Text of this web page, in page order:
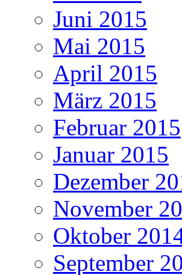
Juni 2015
Mai 2015
April 2015
März 2015
Februar 2015
Januar 2015
Dezember
November
Oktober
September